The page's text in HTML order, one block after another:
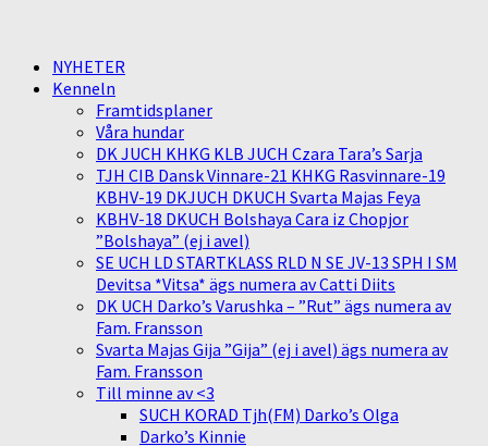
NYHETER
Kenneln
Framtidsplaner
Våra hundar
DK JUCH KHKG KLB JUCH Czara Tara’s Sarja
TJH CIB Dansk Vinnare-21 KHKG Rasvinnare-19
KBHV-19 DKJUCH DKUCH Svarta Majas Feya
KBHV-18 DKUCH Bolshaya Cara iz Chopjor
”Bolshaya” (ej i avel)
SE UCH LD STARTKLASS RLD N SE JV-13 SPH I SM
Devitsa *Vitsa* ägs numera av Catti Diits
DK UCH Darko’s Varushka – ”Rut” ägs numera av
Fam. Fransson
Svarta Majas Gija ”Gija” (ej i avel) ägs numera av
Fam. Fransson
Till minne av <3
SUCH KORAD Tjh(FM) Darko’s Olga
Darko’s Kinnie